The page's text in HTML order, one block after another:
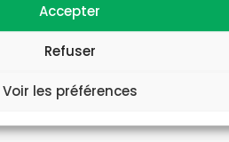
Accepter
Refuser
Voir les préférences
Moustique Tigre
Petite enfance
Bioversité